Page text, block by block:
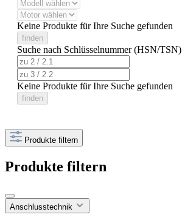
Keine Produkte für Ihre Suche gefunden
finden
Suche nach Schlüsselnummer (HSN/TSN)
Keine Produkte für Ihre Suche gefunden
finden
Produkte filtern
Produkte filtern
Anschlusstechnik